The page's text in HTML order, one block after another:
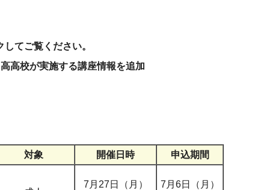
てご覧ください。
高校が実施する講座情報を追加
対象 開催日時 申込期間
7月27日（月）
7月6日（月）